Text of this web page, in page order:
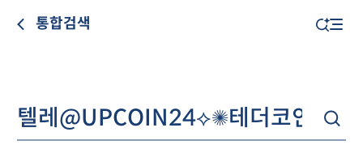
통합검색